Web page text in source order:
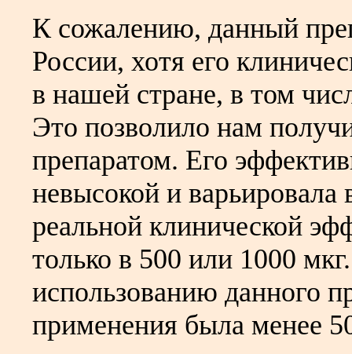
К сожалению, данный
России, хотя его
в нашей стране, в том
Это позволило нам
препаратом. Его
невысокой и варьировала
реальной клинической
только в 500 или 1000
использованию данного
применения была менее